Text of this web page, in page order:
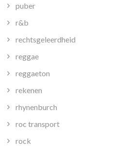
puber
r&b
rechtsgeleerdheid
reggae
reggaeton
rekenen
rhynenburch
roc transport
rock